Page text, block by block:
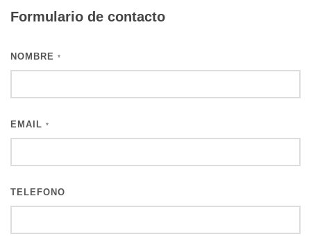
Formulario de contacto
NOMBRE *
EMAIL *
TELEFONO